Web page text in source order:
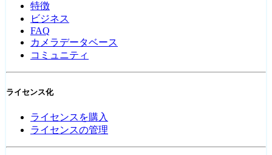
特徴
ビジネス
FAQ
カメラデータベース
コミュニティ
ライセンス化
ライセンスを購入
ライセンスの管理